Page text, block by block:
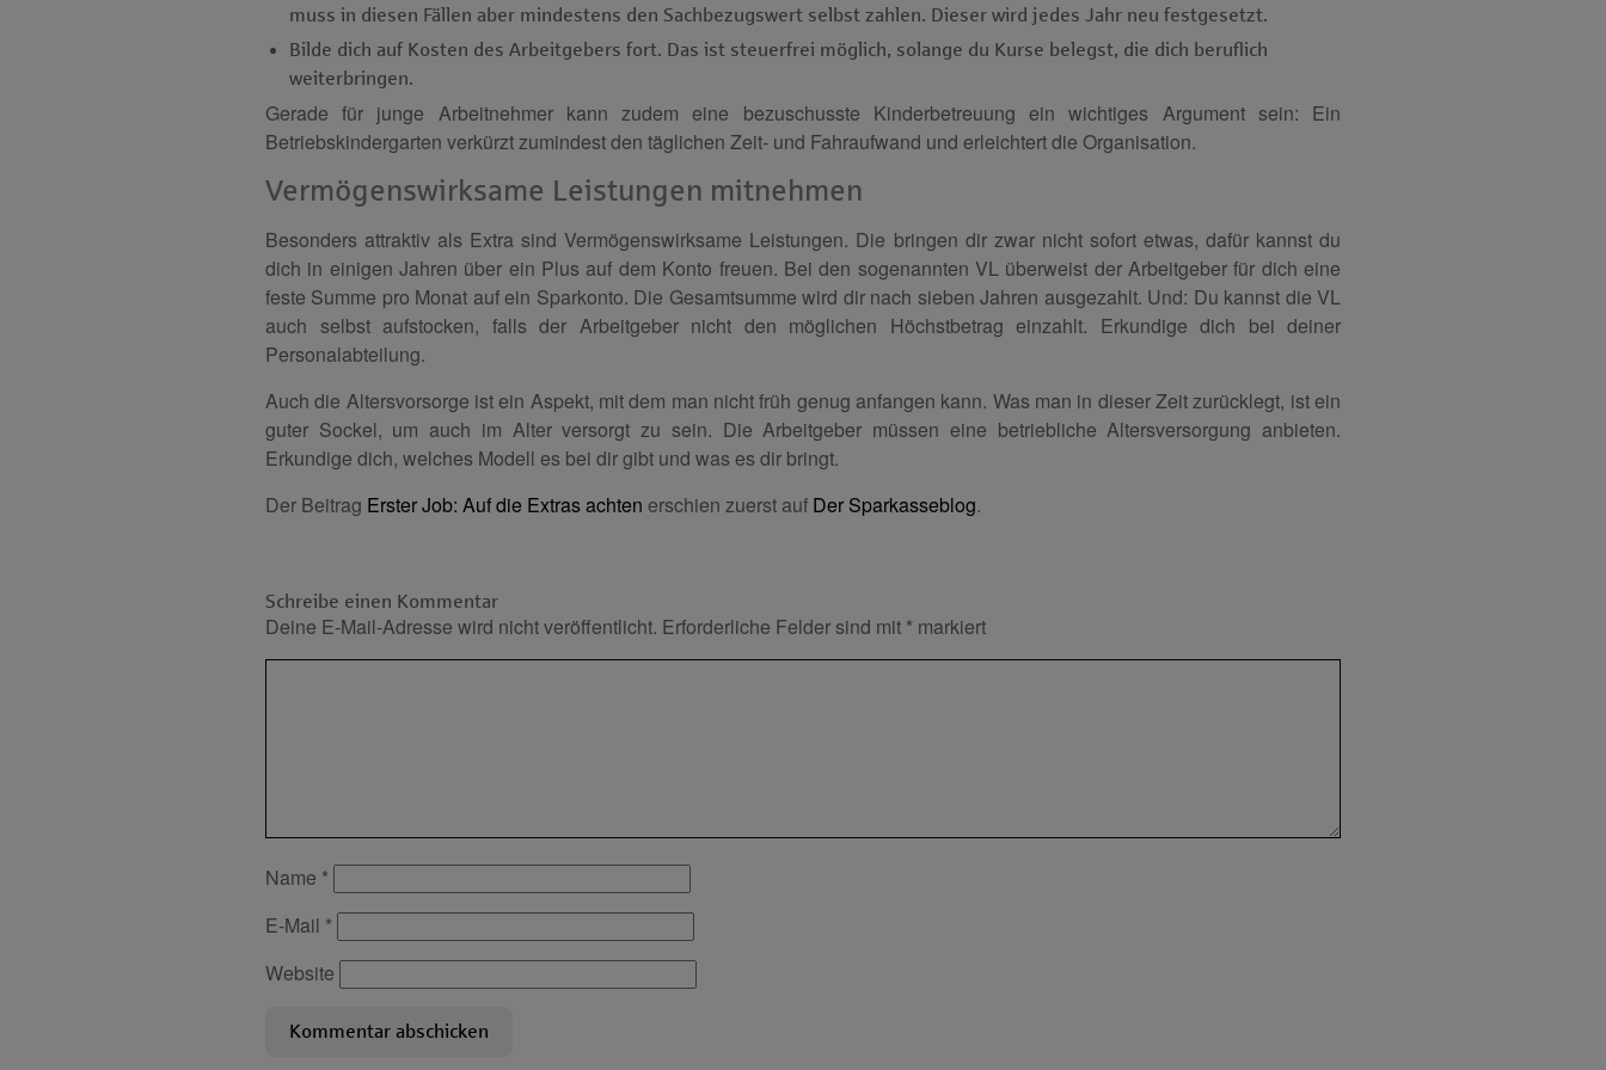
muss in diesen Fällen aber mindestens den Sachbezugswert selbst zahlen. Dieser wird jedes Jahr neu festgesetzt.
Bilde dich auf Kosten des Arbeitgebers fort. Das ist steuerfrei möglich, solange du Kurse belegst, die dich beruflich
weiterbringen.
Gerade für junge Arbeitnehmer kann zudem eine bezuschusste Kinderbetreuung ein wichtiges Argument sein: Ein
Betriebskindergarten verkürzt zumindest den täglichen Zeit- und Fahraufwand und erleichtert die Organisation.
Vermögenswirksame Leistungen mitnehmen
Besonders attraktiv als Extra sind Vermögenswirksame Leistungen. Die bringen dir zwar nicht sofort etwas, dafür kannst du
dich in einigen Jahren über ein Plus auf dem Konto freuen. Bei den sogenannten VL überweist der Arbeitgeber für dich eine
feste Summe pro Monat auf ein Sparkonto. Die Gesamtsumme wird dir nach sieben Jahren ausgezahlt. Und: Du kannst die VL
auch selbst aufstocken, falls der Arbeitgeber nicht den möglichen Höchstbetrag einzahlt. Erkundige dich bei deiner
Personalabteilung.
Auch die Altersvorsorge ist ein Aspekt, mit dem man nicht früh genug anfangen kann. Was man in dieser Zeit zurücklegt, ist ein
guter Sockel, um auch im Alter versorgt zu sein. Die Arbeitgeber müssen eine betriebliche Altersversorgung anbieten.
Erkundige dich, welches Modell es bei dir gibt und was es dir bringt.
Der Beitrag Erster Job: Auf die Extras achten erschien zuerst auf Der Sparkasseblog.
Schreibe einen Kommentar
Deine E-Mail-Adresse wird nicht veröffentlicht. Erforderliche Felder sind mit * markiert
Name *
E-Mail *
Website